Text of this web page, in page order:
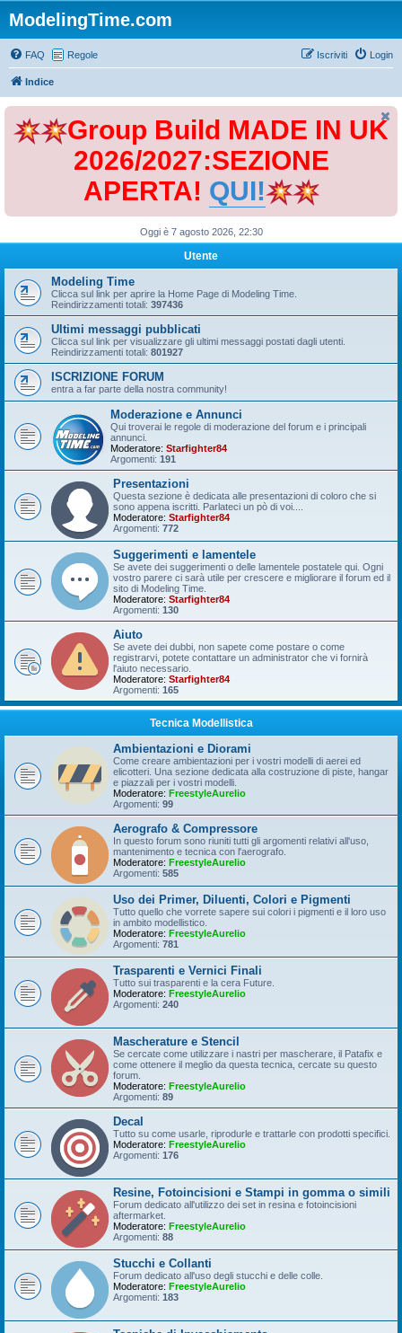
ModelingTime.com
FAQ Regole Login
Iscriviti
Indice
Group Build MADE IN UK
2026/2027:SEZIONE
APERTA! QUI!
Oggi è 7 agosto 2026, 22:30
Utente
Modeling Time
Clicca sul link per aprire la Home Page di Modeling Time.
Reindirizzamenti totali: 397436
Ultimi messaggi pubblicati
Clicca sul link per visualizzare gli ultimi messaggi postati dagli utenti.
Reindirizzamenti totali: 801927
ISCRIZIONE FORUM
entra a far parte della nostra community!
Moderazione e Annunci
Qui troverai le regole di moderazione del forum e i principali
annunci.
Moderatore: Starfighter84
Argomenti: 191
Presentazioni
Questa sezione è dedicata alle presentazioni di coloro che si
sono appena iscritti. Parlateci un pò di voi....
Moderatore: Starfighter84
Argomenti: 772
Suggerimenti e lamentele
Se avete dei suggerimenti o delle lamentele postatele qui. Ogni
vostro parere ci sarà utile per crescere e migliorare il forum ed il
sito di Modeling Time.
Moderatore: Starfighter84
Argomenti: 130
Aiuto
Se avete dei dubbi, non sapete come postare o come
registrarvi, potete contattare un administrator che vi fornirà
l'aiuto necessario.
Moderatore: Starfighter84
Argomenti: 165
Tecnica Modellistica
Ambientazioni e Diorami
Come creare ambientazioni per i vostri modelli di aerei ed
elicotteri. Una sezione dedicata alla costruzione di piste, hangar
e piazzali per i vostri modelli.
Moderatore: FreestyleAurelio
Argomenti: 99
Aerografo & Compressore
In questo forum sono riuniti tutti gli argomenti relativi all'uso,
mantenimento e tecnica con l'aerografo.
Moderatore: FreestyleAurelio
Argomenti: 585
Uso dei Primer, Diluenti, Colori e Pigmenti
Tutto quello che vorrete sapere sui colori i pigmenti e il loro uso
in ambito modellistico.
Moderatore: FreestyleAurelio
Argomenti: 781
Trasparenti e Vernici Finali
Tutto sui trasparenti e la cera Future.
Moderatore: FreestyleAurelio
Argomenti: 240
Mascherature e Stencil
Se cercate come utilizzare i nastri per mascherare, il Patafix e
come ottenere il meglio da questa tecnica, cercate su questo
forum.
Moderatore: FreestyleAurelio
Argomenti: 89
Decal
Tutto su come usarle, riprodurle e trattarle con prodotti specifici.
Moderatore: FreestyleAurelio
Argomenti: 176
Resine, Fotoincisioni e Stampi in gomma o simili
Forum dedicato all'utilizzo dei set in resina e fotoincisioni
aftermarket.
Moderatore: FreestyleAurelio
Argomenti: 88
Stucchi e Collanti
Forum dedicato all'uso degli stucchi e delle colle.
Moderatore: FreestyleAurelio
Argomenti: 183